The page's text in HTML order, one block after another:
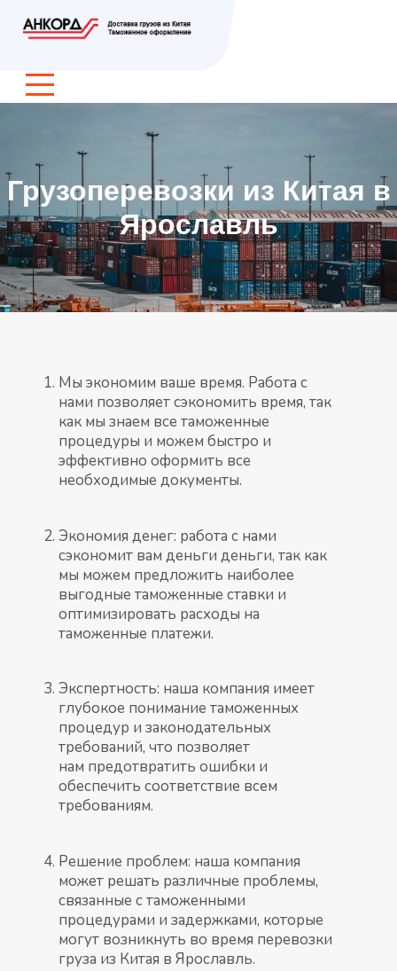
Грузоперевозки из Китая в
Ярославль
Мы экономим ваше время. Работа с
нами позволяет сэкономить время, так
как мы знаем все таможенные
процедуры и можем быстро и
эффективно оформить все
необходимые документы.
Экономия денег: работа с нами
сэкономит вам деньги деньги, так как
мы можем предложить наиболее
выгодные таможенные ставки и
оптимизировать расходы на
таможенные платежи.
Экспертность: наша компания имеет
глубокое понимание таможенных
процедур и законодательных
требований, что позволяет
нам предотвратить ошибки и
обеспечить соответствие всем
требованиям.
Решение проблем: наша компания
может решать различные проблемы,
связанные с таможенными
процедурами и задержками, которые
могут возникнуть во время перевозки
груза из Китая в Ярославль.